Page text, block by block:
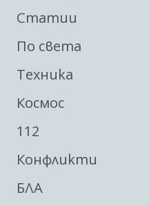
Статии
По света
Техника
Космос
112
Конфликти
БЛА